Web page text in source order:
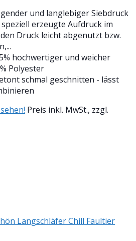
und langlebiger Siebdruck
erzeugte Aufdruck im
Druck leicht abgenutzt bzw.
hochwertiger und weicher
Polyester
schmal geschnitten - lässt
Preis inkl. MwSt., zzgl.
Langschläfer Chill Faultier